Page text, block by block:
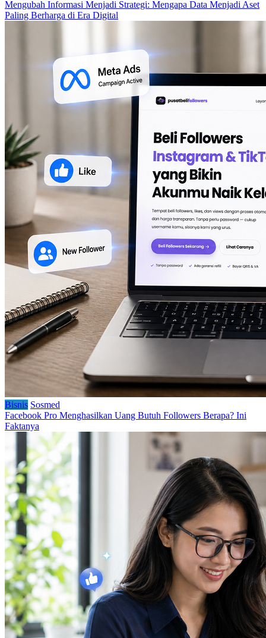
Mengubah Informasi Menjadi Strategi: Mengapa Data Menjadi Aset
Paling Berharga di Era Digital
Bisnis Sosmed
Facebook Pro Menghasilkan Uang Butuh Followers Berapa? Ini
Faktanya